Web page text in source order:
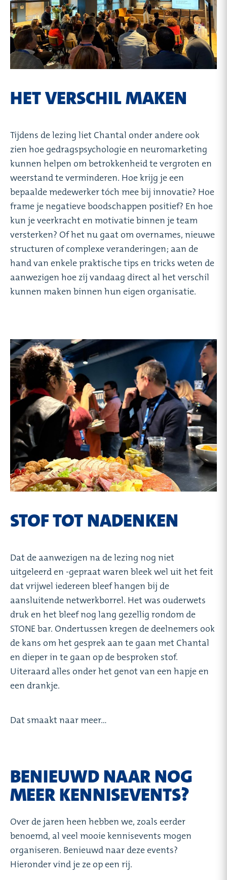
HET VERSCHIL MAKEN
Tijdens de lezing liet Chantal onder andere ook
zien hoe gedragspsychologie en neuromarketing
kunnen helpen om betrokkenheid te vergroten en
weerstand te verminderen. Hoe krijg je een
bepaalde medewerker tóch mee bij innovatie? Hoe
frame je negatieve boodschappen positief? En hoe
kun je veerkracht en motivatie binnen je team
versterken? Of het nu gaat om overnames, nieuwe
structuren of complexe veranderingen; aan de
hand van enkele praktische tips en tricks weten de
aanwezigen hoe zij vandaag direct al het verschil
kunnen maken binnen hun eigen organisatie.
STOF TOT NADENKEN
Dat de aanwezigen na de lezing nog niet
uitgeleerd en -gepraat waren bleek wel uit het feit
dat vrijwel iedereen bleef hangen bij de
aansluitende netwerkborrel. Het was ouderwets
druk en het bleef nog lang gezellig rondom de
STONE bar. Ondertussen kregen de deelnemers ook
de kans om het gesprek aan te gaan met Chantal
en dieper in te gaan op de besproken stof.
Uiteraard alles onder het genot van een hapje en
een drankje.
Dat smaakt naar meer...
BENIEUWD NAAR NOG
MEER KENNISEVENTS?
Over de jaren heen hebben we, zoals eerder
benoemd, al veel mooie kennisevents mogen
organiseren. Benieuwd naar deze events?
Hieronder vind je ze op een rij.